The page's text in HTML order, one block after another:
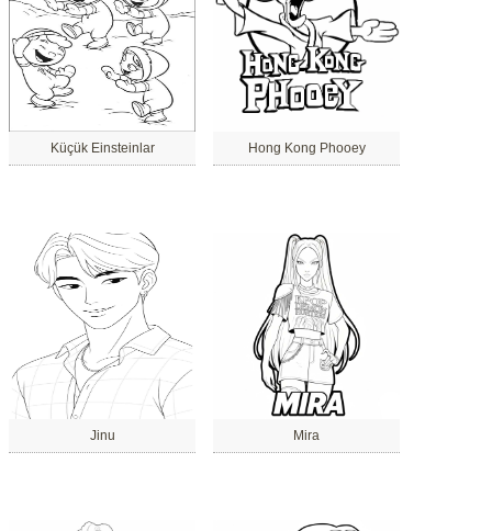
Küçük Einsteinlar Hong Kong Phooey
Jinu Mira